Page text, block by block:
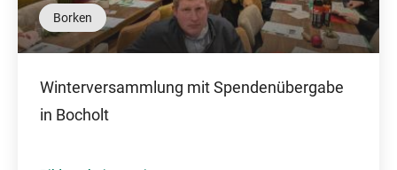
Borken
Winterversammlung mit Spendenübergabe
in Bocholt